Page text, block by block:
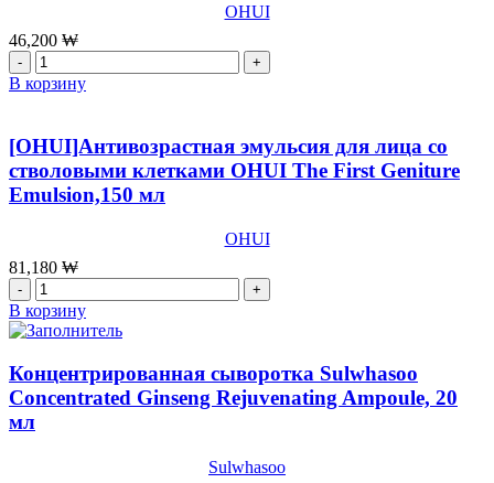
Emulsion,130
мл
OHUI
46,200 ₩
Количество
товара
[OHUI]Увлажняющий
софтнер
(тоник)
для
лица
Advancer
Skin
Softner,150
мл
В корзину
[OHUI]Антивозрастная эмульсия для лица со
стволовыми клетками OHUI The First Geniture
Emulsion,150 мл
OHUI
81,180 ₩
Количество
товара
[OHUI]Антивозрастная
лица
со
стволовыми
В корзину
Концентрированная сыворотка Sulwhasoo
Concentrated Ginseng Rejuvenating Ampoule, 20
мл
Sulwhasoo